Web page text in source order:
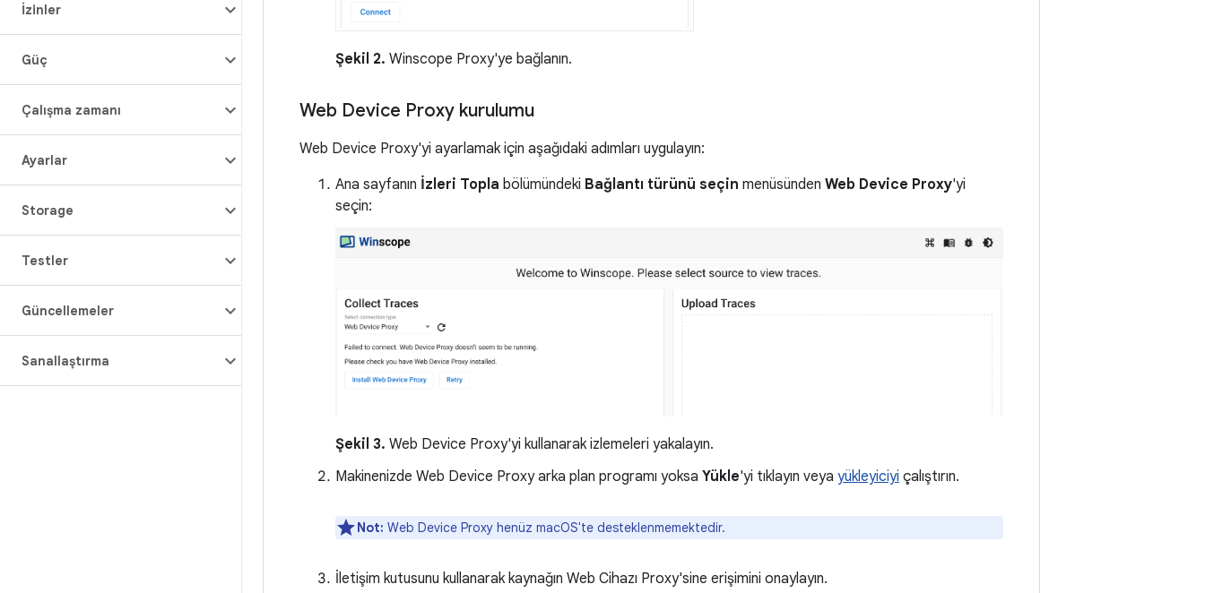
İzinler
Güç
Çalışma zamanı
Ayarlar
Storage
Testler
Güncellemeler
Sanallaştırma
Şekil 2. Winscope Proxy'ye bağlanın.
Web Device Proxy kurulumu
Web Device Proxy'yi ayarlamak için aşağıdaki adımları uygulayın:
Ana sayfanın İzleri Topla bölümündeki Bağlantı türünü seçin menüsünden Web Device Proxy'yi
seçin:
Şekil 3. Web Device Proxy'yi kullanarak izlemeleri yakalayın.
Makinenizde Web Device Proxy arka plan programı yoksa Yükle'yi tıklayın veya yükleyiciyi çalıştırın.
Not: Web Device Proxy henüz macOS'te desteklenmemektedir.
İletişim kutusunu kullanarak kaynağın Web Cihazı Proxy'sine erişimini onaylayın.